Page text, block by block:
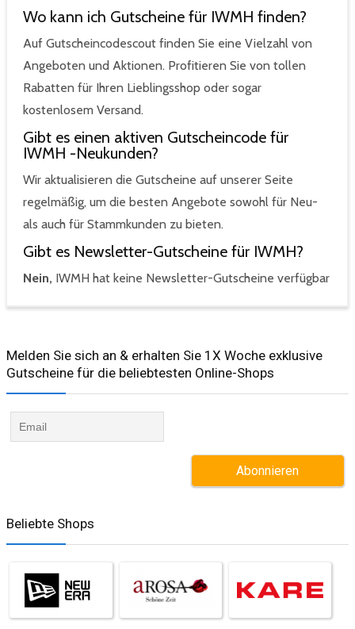
Wo kann ich Gutscheine für IWMH finden?
Auf Gutscheincodescout finden Sie eine Vielzahl von
Angeboten und Aktionen. Profitieren Sie von tollen
Rabatten für Ihren Lieblingsshop oder sogar
kostenlosem Versand.
Gibt es einen aktiven Gutscheincode für
IWMH -Neukunden?
Wir aktualisieren die Gutscheine auf unserer Seite
regelmäßig, um die besten Angebote sowohl für Neu-
als auch für Stammkunden zu bieten.
Gibt es Newsletter-Gutscheine für IWMH?
Nein, IWMH hat keine Newsletter-Gutscheine verfügbar
Melden Sie sich an & erhalten Sie 1X Woche exklusive
Gutscheine für die beliebtesten Online-Shops​
Beliebte Shops